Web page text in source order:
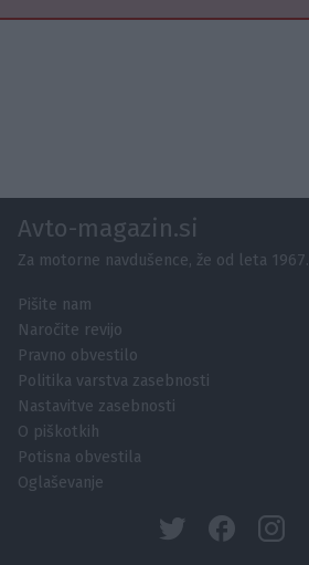
Avto-magazin.si
Za motorne navdušence, že od leta 1967.
Pišite nam
Naročite revijo
Pravno obvestilo
Politika varstva zasebnosti
Nastavitve zasebnosti
O piškotkih
Potisna obvestila
Oglaševanje